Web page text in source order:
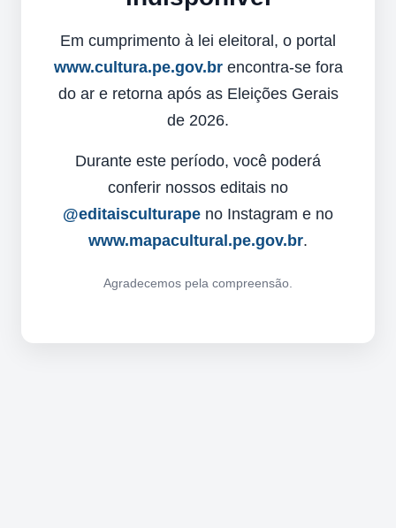
Em cumprimento à lei eleitoral, o portal
www.cultura.pe.gov.brencontra-se fora
do ar e retorna após as Eleições Gerais
de 2026.
Durante este período, você poderá
conferir nossos editais no
@editaisculturape no Instagram e no
www.mapacultural.pe.gov.br.
Agradecemos pela compreensão.